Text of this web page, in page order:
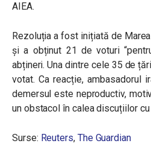
AIEA.
Rezoluția a fost inițiată de
și a obținut 21 de voturi
abțineri. Una dintre cele 35 de
votat. Ca reacție, ambasadorul
demersul este neproductiv,
un obstacol în calea discuțiilor cu
Surse: Reuters, The Guardian